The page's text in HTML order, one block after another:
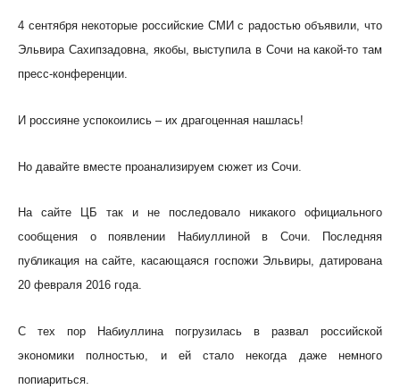
4 сентября некоторые российские СМИ с радостью объявили, что
Эльвира Сахипзадовна, якобы, выступила в Сочи на какой-то там
пресс-конференции.
И россияне успокоились – их драгоценная нашлась!
Но давайте вместе проанализируем сюжет из Сочи.
На сайте ЦБ так и не последовало никакого официального
сообщения о появлении Набиуллиной в Сочи. Последняя
публикация на сайте, касающаяся госпожи Эльвиры, датирована
20 февраля 2016 года.
С тех пор Набиуллина погрузилась в развал российской
экономики полностью, и ей стало некогда даже немного
попиариться.